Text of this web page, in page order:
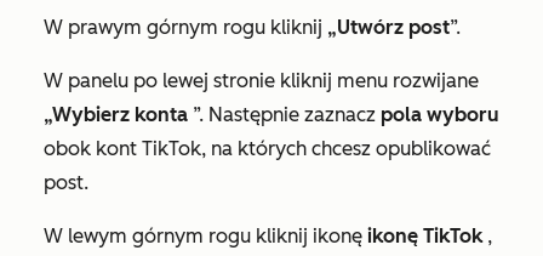
W prawym górnym rogu kliknij „Utwórz post”.
W panelu po lewej stronie kliknij menu rozwijane
„Wybierz konta ”. Następnie zaznacz pola wyboru
obok kont TikTok, na których chcesz opublikować
post.
W lewym górnym rogu kliknij ikonę ikonę TikTok,